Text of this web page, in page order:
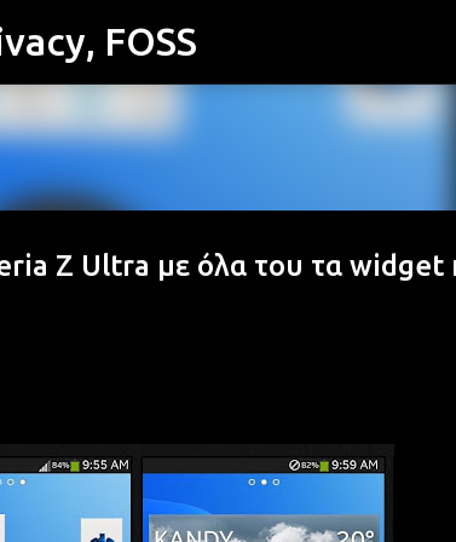
Μετάβαση στο κύριο περιεχόμενο
FOSS
Z Ultra με όλα του τα widget